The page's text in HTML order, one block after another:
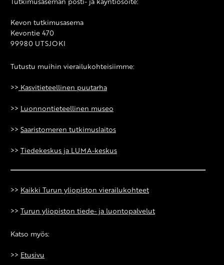
Kevon tutkimusasema
Kevontie 470
99980 UTSJOKI
Tutustu muihin vierailukohteisiimme:
>> Kasvitieteellinen puutarha
>> Luonnontieteellinen museo
>> Saaristomeren tutkimuslaitos
>> Tiedekeskus ja LUMA-keskus
>> Kaikki Turun yliopiston vierailukohteet
>> Turun yliopiston tiede- ja luontopalvelut
Katso myös:
>> Etusivu